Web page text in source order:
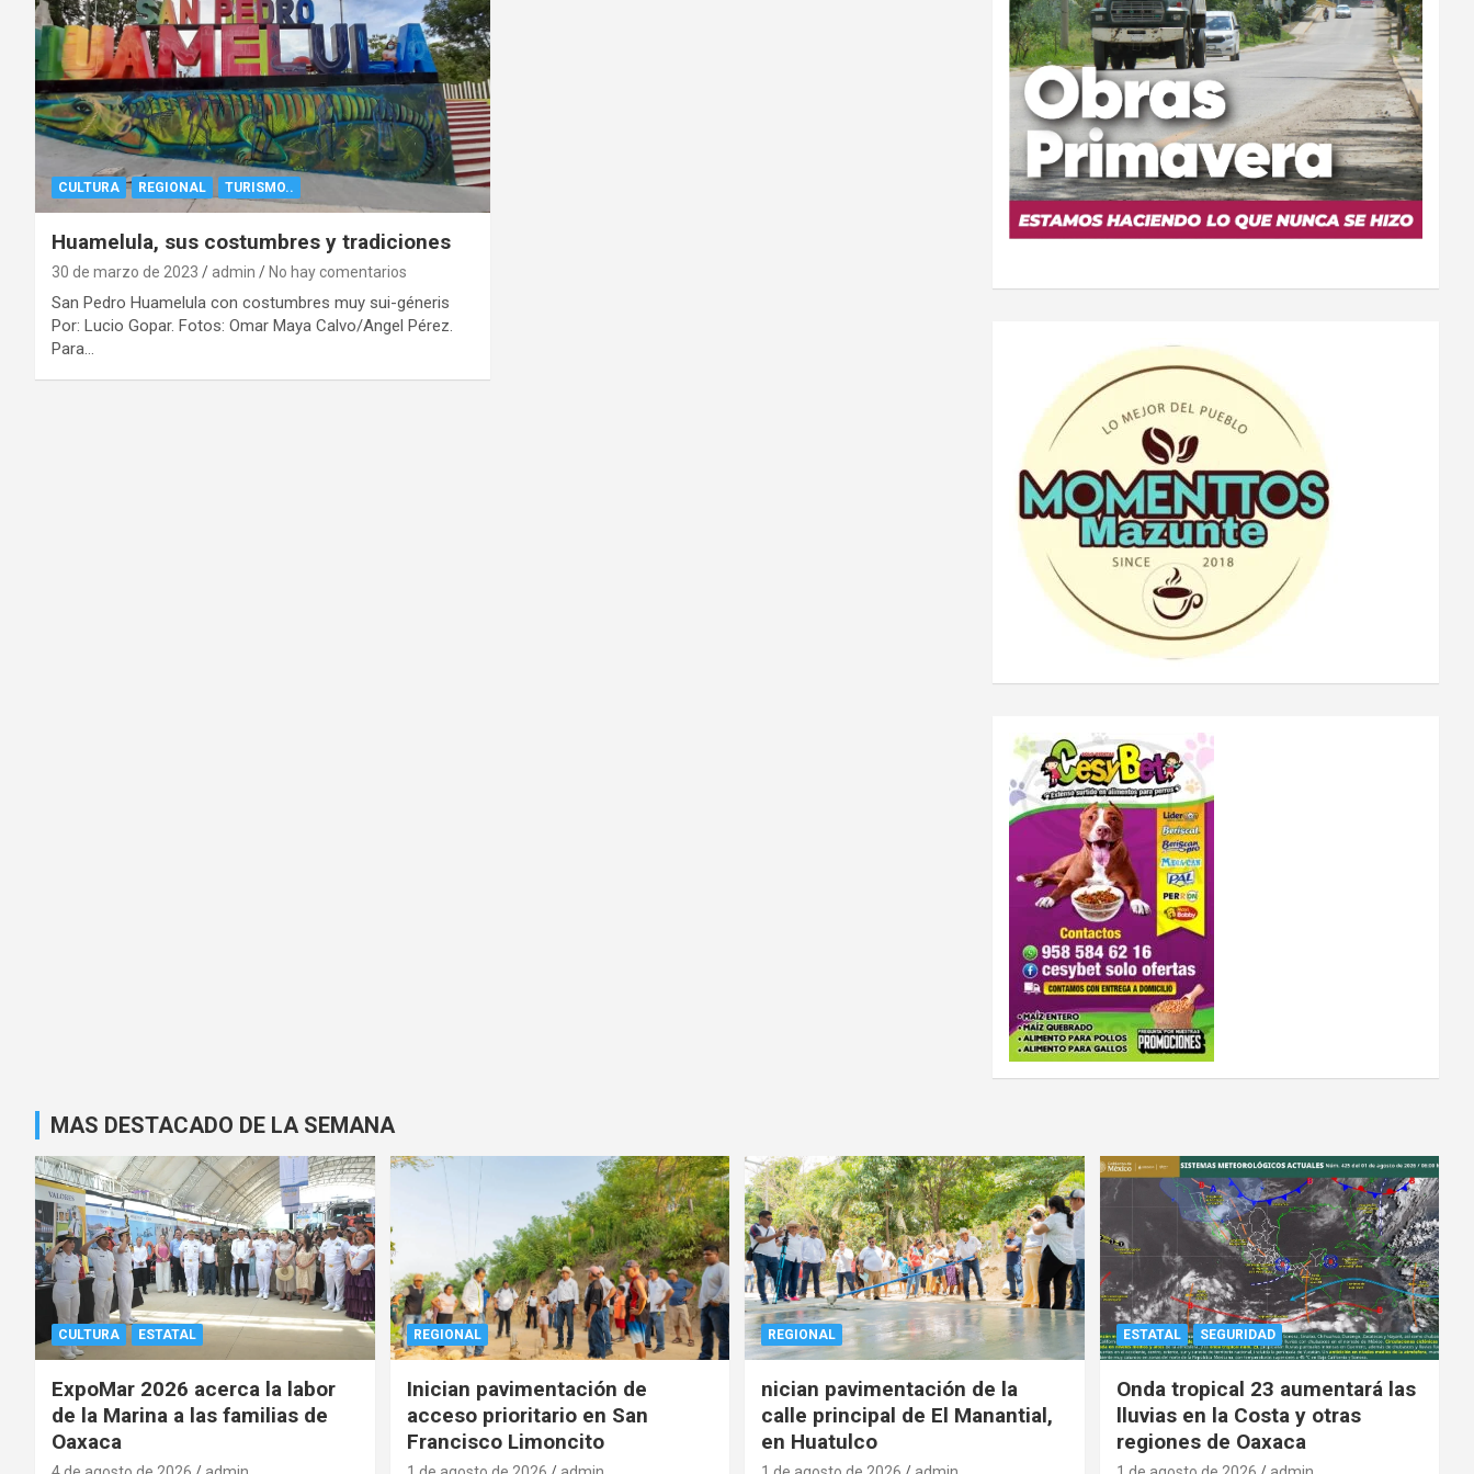
CULTURA REGIONAL TURISMO..
Huamelula, sus costumbres y tradiciones
30 de marzo de 2023 admin No hay comentarios
San Pedro Huamelula con costumbres muy sui-géneris
Por: Lucio Gopar. Fotos: Omar Maya Calvo/Angel Pérez.
Para…
MAS DESTACADO DE LA SEMANA
CULTURA ESTATAL
ExpoMar 2026 acerca la labor
de la Marina a las familias de
Oaxaca
REGIONAL
Inician pavimentación de
acceso prioritario en San
Francisco Limoncito
REGIONAL
nician pavimentación de la
calle principal de El Manantial,
en Huatulco
ESTATAL SEGURIDAD
Onda tropical 23 aumentará las
lluvias en la Costa y otras
regiones de Oaxaca